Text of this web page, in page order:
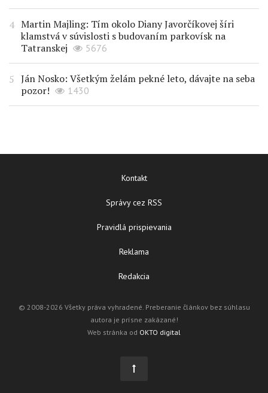
Martin Majling: Tím okolo Diany Javorčíkovej šíri
klamstvá v súvislosti s budovaním parkovísk na
Tatranskej
5676
Ján Nosko: Všetkým želám pekné leto, dávajte na seba
pozor!
1430
Kontakt
Správy cez RSS
Pravidlá prispievania
Reklama
Redakcia
© 2008-2026 Všetky práva vyhradené. Preberanie článkov bez súhlasu
autora je prísne zakázané!
Web stránka od OKTO digital